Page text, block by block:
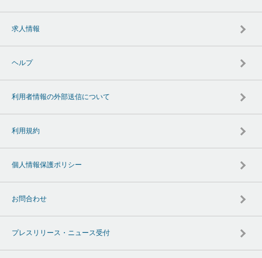
求人情報
ヘルプ
利用者情報の外部送信について
利用規約
個人情報保護ポリシー
お問合わせ
プレスリリース・ニュース受付